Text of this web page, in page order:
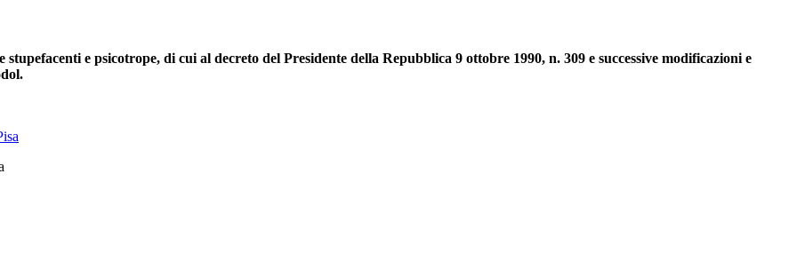
e psicotrope, di cui al decreto del Presidente della Repubblica 9 ottobre 1990, n. 309 e successive modificazioni e